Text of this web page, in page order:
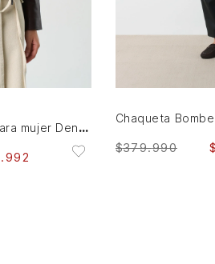
Chaqueta de cuero para mujer Denver
.992
$379.990 $